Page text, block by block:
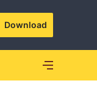
Download